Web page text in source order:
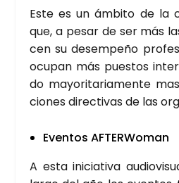
Este es un ámbi­to de la
que, a pesar de ser más
cen su desem­pe­ño
ocu­pan más pues­tos
do mayo­ri­ta­ria­men­te
cio­nes direc­ti­vas de las
Even­tos AFTER­Wo­man
A esta ini­cia­ti­va